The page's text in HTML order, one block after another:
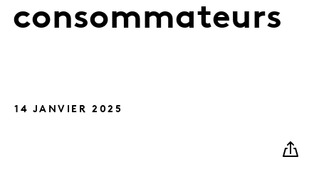
consommateurs
14 JANVIER 2025